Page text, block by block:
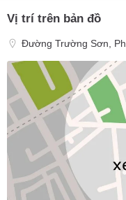
Vị trí trên bản đồ
Đường Trường Sơn,